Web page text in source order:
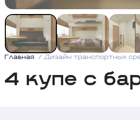
Главная Дизайн транспортных
4 купе с